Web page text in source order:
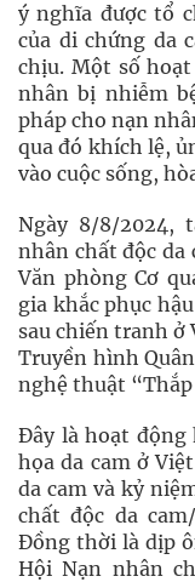
ý nghĩa được tổ
của di chứng da
chịu. Một số
nhân bị nhiễm
pháp cho nạn
qua đó khích lệ,
vào cuộc sống,
Ngày 8/8/2024,
nhân chất độc
Văn phòng Cơ
gia khắc phục
sau chiến tranh
Truyền hình
nghệ thuật
Đây là hoạt động
họa da cam ở
da cam và kỷ
chất độc da
Đồng thời là dịp
Hội Nạn nhân